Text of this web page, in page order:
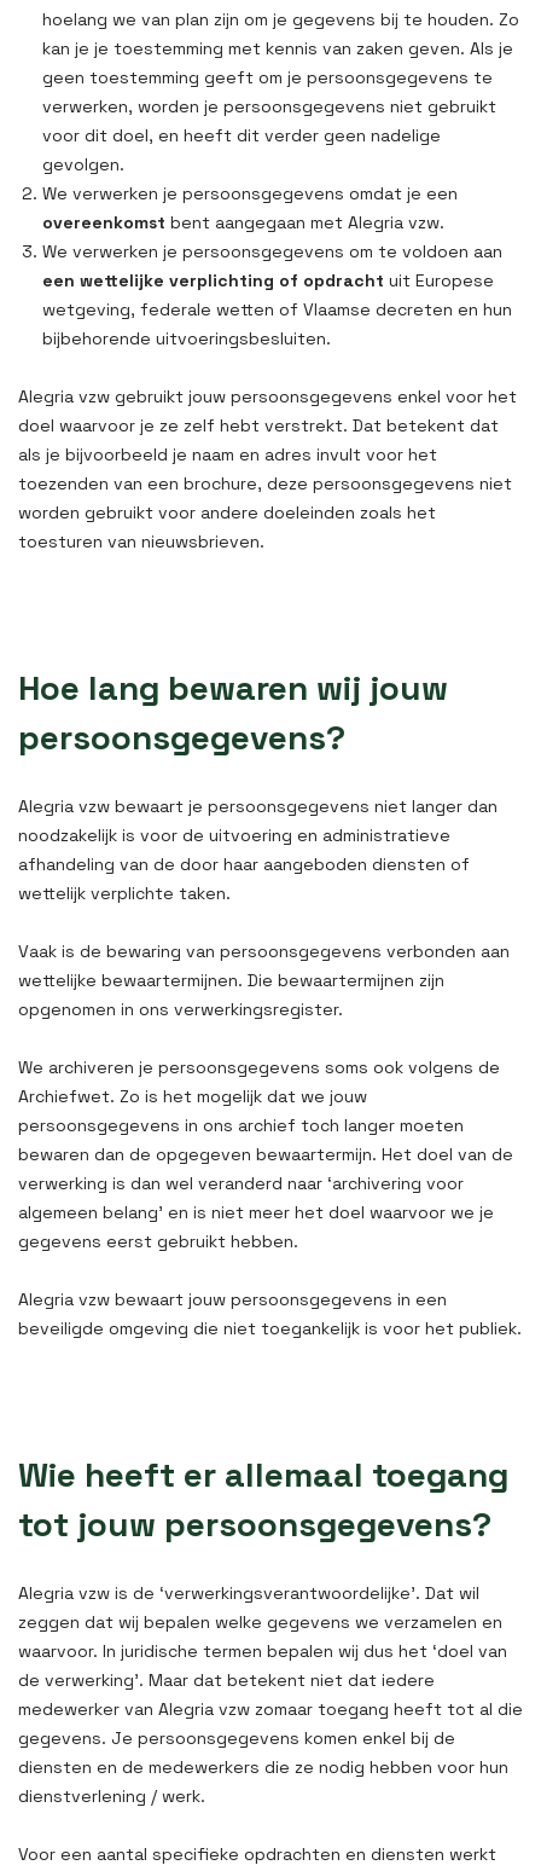
hoelang we van plan zijn om je gegevens bij te houden. Zo
kan je je toestemming met kennis van zaken geven. Als je
geen toestemming geeft om je persoonsgegevens te
verwerken, worden je persoonsgegevens niet gebruikt
voor dit doel, en heeft dit verder geen nadelige
gevolgen.
We verwerken je persoonsgegevens omdat je een
overeenkomst bent aangegaan met Alegria vzw.
We verwerken je persoonsgegevens om te voldoen aan
een wettelijke verplichting of opdracht uit Europese
wetgeving, federale wetten of Vlaamse decreten en hun
bijbehorende uitvoeringsbesluiten.
Alegria vzw gebruikt jouw persoonsgegevens enkel voor het
doel waarvoor je ze zelf hebt verstrekt. Dat betekent dat
als je bijvoorbeeld je naam en adres invult voor het
toezenden van een brochure, deze persoonsgegevens niet
worden gebruikt voor andere doeleinden zoals het
toesturen van nieuwsbrieven.
Hoe lang bewaren wij jouw
persoonsgegevens?
Alegria vzw bewaart je persoonsgegevens niet langer dan
noodzakelijk is voor de uitvoering en administratieve
afhandeling van de door haar aangeboden diensten of
wettelijk verplichte taken.
Vaak is de bewaring van persoonsgegevens verbonden aan
wettelijke bewaartermijnen. Die bewaartermijnen zijn
opgenomen in ons verwerkingsregister.
We archiveren je persoonsgegevens soms ook volgens de
Archiefwet. Zo is het mogelijk dat we jouw
persoonsgegevens in ons archief toch langer moeten
bewaren dan de opgegeven bewaartermijn. Het doel van de
verwerking is dan wel veranderd naar ‘archivering voor
algemeen belang’ en is niet meer het doel waarvoor we je
gegevens eerst gebruikt hebben.
Alegria vzw bewaart jouw persoonsgegevens in een
beveiligde omgeving die niet toegankelijk is voor het publiek.
Wie heeft er allemaal toegang
tot jouw persoonsgegevens?
Alegria vzw is de ‘verwerkingsverantwoordelijke’. Dat wil
zeggen dat wij bepalen welke gegevens we verzamelen en
waarvoor. In juridische termen bepalen wij dus het ‘doel van
de verwerking’. Maar dat betekent niet dat iedere
medewerker van Alegria vzw zomaar toegang heeft tot al die
gegevens. Je persoonsgegevens komen enkel bij de
diensten en de medewerkers die ze nodig hebben voor hun
dienstverlening / werk.
Voor een aantal specifieke opdrachten en diensten werkt